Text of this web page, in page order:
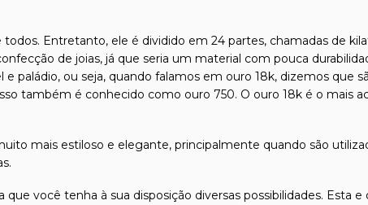
Entretanto, ele é dividido em 24 partes, chamadas de
de joias, já que seria um material com pouca
paládio, ou seja, quando falamos em ouro 18k, dizemos que
também é conhecido como ouro 750. O ouro 18k é o mais
mais estiloso e elegante, principalmente quando são
que você tenha à sua disposição diversas possibilidades. Esta